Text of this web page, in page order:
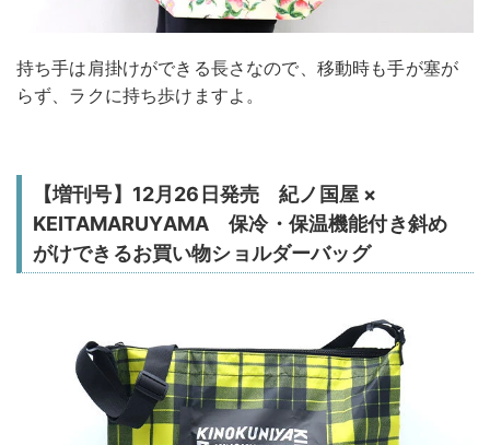
持ち手は肩掛けができる長さなので、移動時も手が塞が
らず、ラクに持ち歩けますよ。
【増刊号】12月26日発売 紀ノ国屋 ×
KEITAMARUYAMA 保冷・保温機能付き斜め
がけできるお買い物ショルダーバッグ